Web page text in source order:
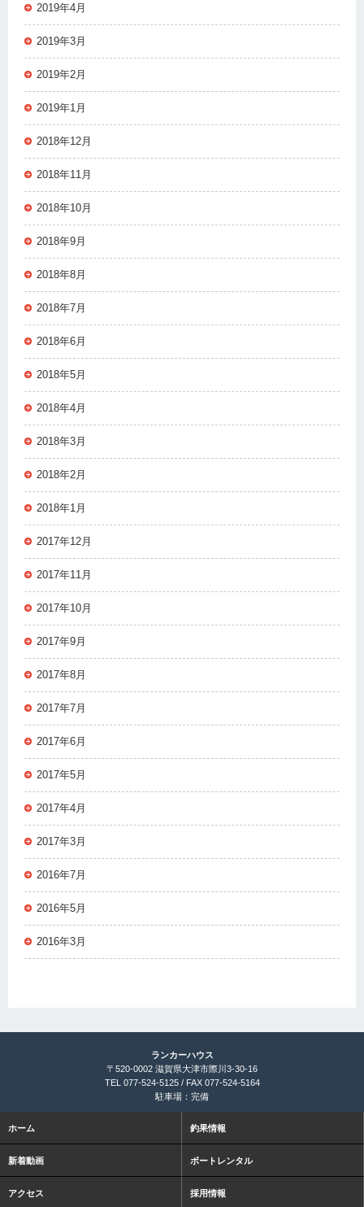
2019年4月
2019年3月
2019年2月
2019年1月
2018年12月
2018年11月
2018年10月
2018年9月
2018年8月
2018年7月
2018年6月
2018年5月
2018年4月
2018年3月
2018年2月
2018年1月
2017年12月
2017年11月
2017年10月
2017年9月
2017年8月
2017年7月
2017年6月
2017年5月
2017年4月
2017年3月
2016年7月
2016年5月
2016年3月
ランカーハウス
〒520-0002 滋賀県大津市際川3-30-16
TEL 077-524-5125 / FAX 077-524-5164
駐車場：完備
ホーム 釣果情報
新着動画 ボートレンタル
アクセス 採用情報